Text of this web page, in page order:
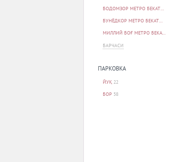
БОДОМЗОР МЕТРО БЕКАТИ
БУНЁДКОР МЕТРО БЕКАТИ
МИЛЛИЙ БОҒ МЕТРО БЕКАТИ
БАРЧАСИ
ПАРКОВКА
ЙУҚ 22
БОР 58